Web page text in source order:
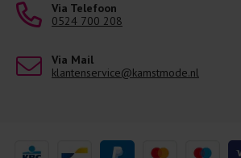
Via Telefoon
0524 700 208
Via Mail
klantenservice@kamstmode.nl